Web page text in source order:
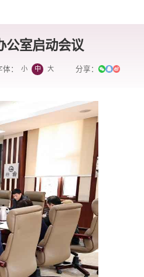
公室启动会议
体： 小 中 大 分享：